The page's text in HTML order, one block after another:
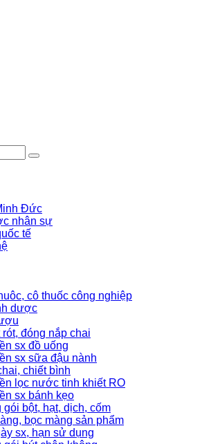
Đức
nhân sự
tế
cô thuốc công nghiệp
dược
rót, đóng nắp chai
sx đồ uống
sx sữa đậu nành
chiết bình
lọc nước tinh khiết RO
sx bánh kẹo
gói bột, hạt, dịch, cốm
bọc màng sản phẩm
sx, hạn sử dụng